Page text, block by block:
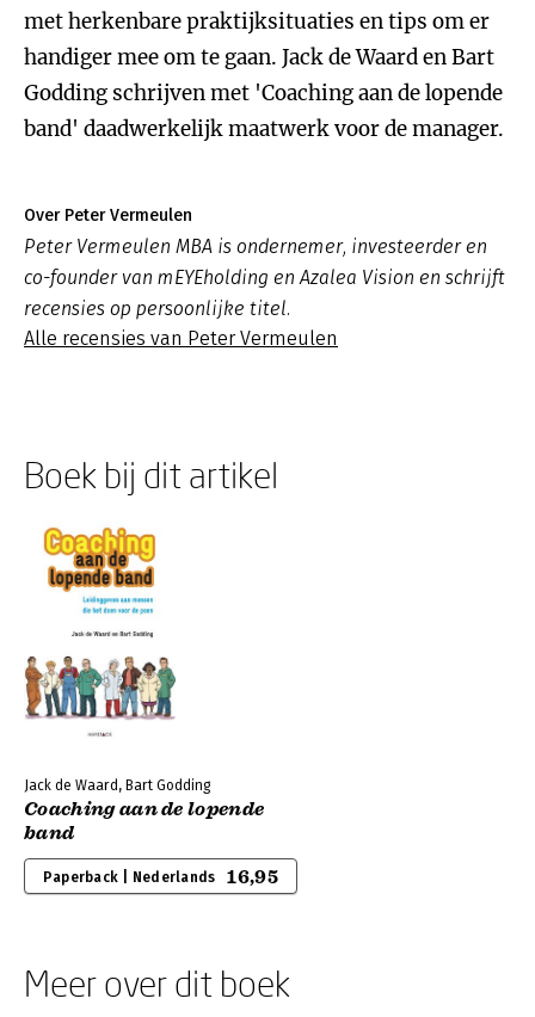
met herkenbare praktijksituaties en tips om er
handiger mee om te gaan. Jack de Waard en Bart
Godding schrijven met 'Coaching aan de lopende
band' daadwerkelijk maatwerk voor de manager.
Over Peter Vermeulen
Peter Vermeulen MBA is ondernemer, investeerder en
co-founder van mEYEholding en Azalea Vision en schrijft
recensies op persoonlijke titel.
Alle recensies van Peter Vermeulen
Boek bij dit artikel
Jack de Waard, Bart Godding
Coaching aan de lopende
band
Paperback | Nederlands 16,95
Meer over dit boek